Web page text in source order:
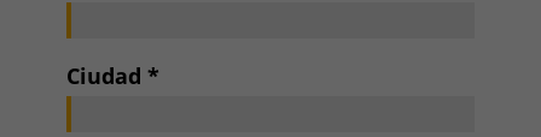
Ciudad *